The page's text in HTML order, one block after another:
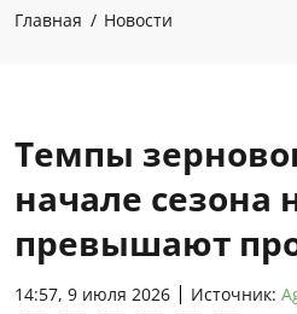
Главная Новости
Темпы
начале сезона
превышают
14:57, 9 июля 2026 Источник: